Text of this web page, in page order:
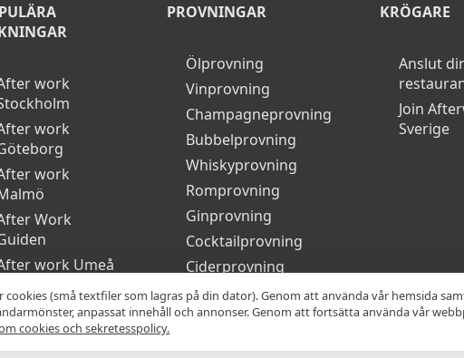
work
work
work
Work
work Umeå
PROVNINGAR
Ölprovning
Vinprovning
Champagneprovning
Bubbelprovning
Whiskyprovning
Romprovning
Ginprovning
Cocktailprovning
Ciderprovning
Cognacsprovning
KRÖGARE
Anslut
Join
Sverige
cookies (små textfiler som lagras på din dator). Genom att använda vår hemsida
anpassat innehåll och annonser. Genom att fortsätta använda vår
cookies och sekretesspolicy.